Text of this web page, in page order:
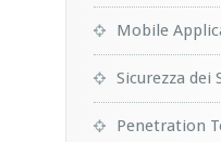
Mobile
Sicurezza dei
Penetration